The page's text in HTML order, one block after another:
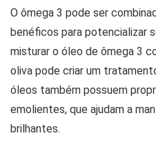
O ômega 3 pode ser
benéficos para potencializar
misturar o óleo de ômega 3
oliva pode criar um
óleos também possuem
emolientes, que ajudam a
brilhantes.